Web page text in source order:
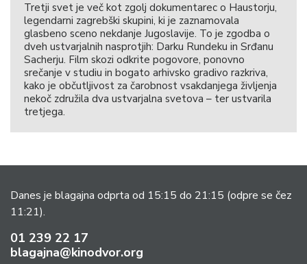
Tretji svet je več kot zgolj dokumentarec o Haustorju,
legendarni zagrebški skupini, ki je zaznamovala
glasbeno sceno nekdanje Jugoslavije. To je zgodba o
dveh ustvarjalnih nasprotjih: Darku Rundeku in Srđanu
Sacherju. Film skozi odkrite pogovore, ponovno
srečanje v studiu in bogato arhivsko gradivo razkriva,
kako je občutljivost za čarobnost vsakdanjega življenja
nekoč združila dva ustvarjalna svetova – ter ustvarila
tretjega.
Danes je blagajna odprta od 15:15 do 21:15 (odpre se čez
11:21).
01 239 22 17
blagajna@kinodvor.org